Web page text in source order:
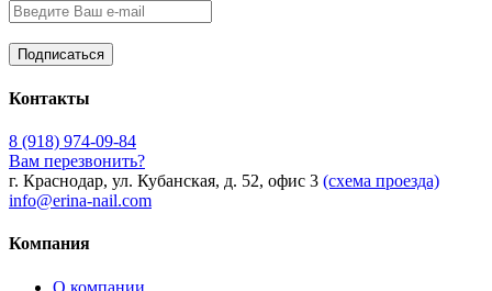
Контакты
8 (918) 974-09-84
Вам перезвонить?
г. Краснодар, ул. Кубанская, д. 52, офис 3 (схема проезда)
info@erina-nail.com
Компания
О компании